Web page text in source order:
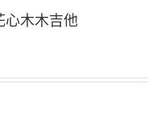
心木木吉他